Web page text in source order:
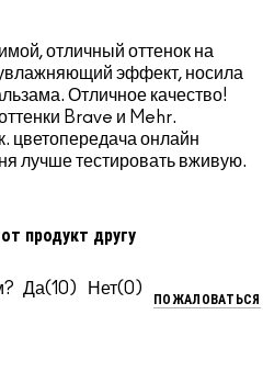
отличный оттенок на
эффект, носила
Отличное качество!
Brave и Mehr.
цветопередача онлайн
лучше тестировать вживую.
продукт другу
10 0
ПОЖАЛОВАТЬСЯ